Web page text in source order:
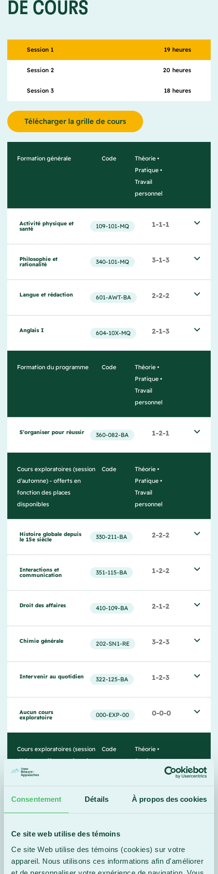
Consentement Détails À propos des cookies
Ce site web utilise des témoins
Ce site Web utilise des témoins (cookies) sur votre
appareil. Nous utilisons ces informations afin d'améliorer
DE COURS
Session 1 19 heures
Session 2 20 heures
Session 3 18 heures
Télécharger la grille de cours
Formation générale Code
Théorie •
Pratique •
Travail
personnel
Activité physique et
santé 109-101-MQ 1-1-1
Philosophie et
rationalité 340‐101‐MQ 3-1-3
Langue et rédaction 601-AWT-BA 2-2-2
Anglais I 604-10X-MQ 2-1-3
Formation du programme Code
Théorie •
Pratique •
Travail
personnel
S’organiser pour réussir 360-082-BA 1-2-1
Cours exploratoires (session
d'automne) - offerts en
fonction des places
disponibles
Code
Théorie •
Pratique •
Travail
personnel
Histoire globale depuis
le 15e siècle 330-211-BA 2-2-2
Interactions et
communication 351-115-BA 1-2-2
Droit des affaires 410-109-BA 2-1-2
Chimie générale 202-SN1-RE 3-2-3
Intervenir au quotidien 322-125-BA 1-2-3
Aucun cours
exploratoire 000-EXP-00 0-0-0
Cours exploratoires (session
d'hiver) - offerts en fonction
des places disponibles
Code
Théorie •
Pratique •
Aucun cours 0-0-0
Introduction à la 350-113-BA 2-1-3